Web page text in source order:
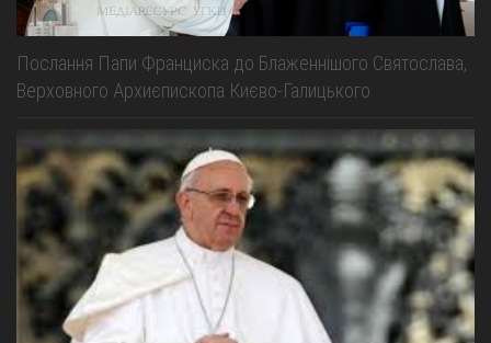
Послання Папи Франциска до Блаженнішого Святослава,
Верховного Архиєпископа Києво-Галицького